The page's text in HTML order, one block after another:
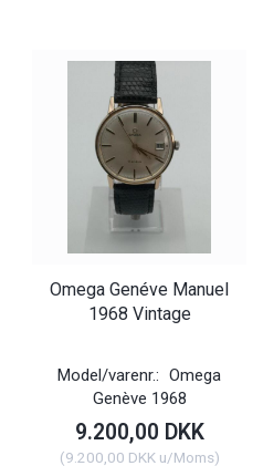
Omega Genéve Manuel
1968 Vintage
Model/varenr.: Omega
Genève 1968
9.200,00 DKK
(9.200,00 DKKu/Moms)